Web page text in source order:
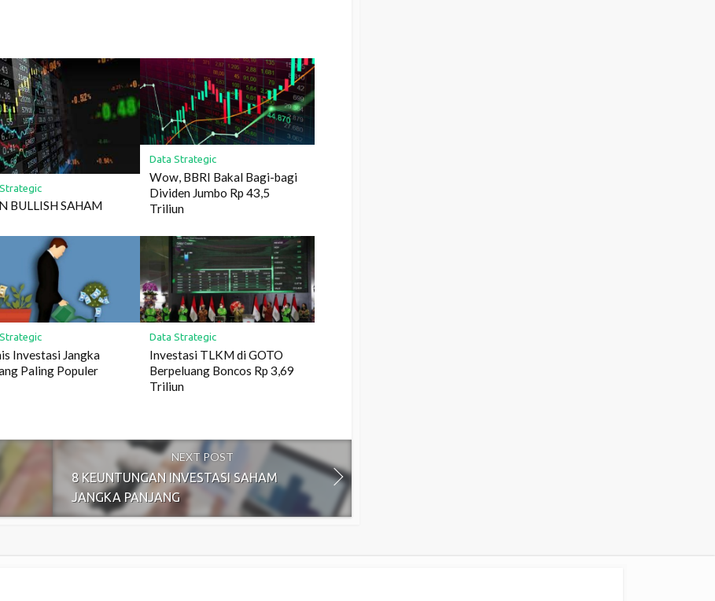
BULLISH SAHAM
Data Strategic
Wow, BBRI Bakal Bagi-bagi
Dividen Jumbo Rp 43,5
Triliun
Investasi Jangka
Paling Populer
Data Strategic
Investasi TLKM di GOTO
Berpeluang Boncos Rp 3,69
Triliun
NEXT POST
8 KEUNTUNGAN INVESTASI SAHAM
JANGKA PANJANG